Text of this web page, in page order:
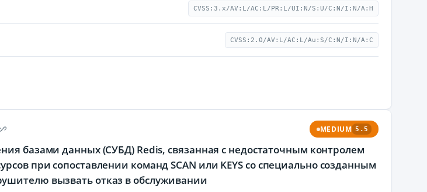
CVSS:3.x/AV:L/AC:L/PR:L/UI:N/S:U/C:N/I:N/A:H
CVSS:2.0/AV:L/AC:L/Au:S/C:N/I:N/A:C
MEDIUM 5.5
базами данных (СУБД) Redis, связанная с недостаточным контролем
при сопоставлении команд SCAN или KEYS со специально созданным
вызвать отказ в обслуживании